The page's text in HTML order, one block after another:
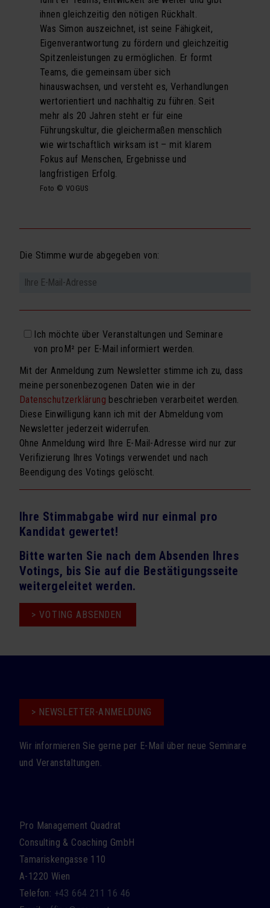
ihnen gleichzeitig den nötigen Rückhalt.
Was Simon auszeichnet, ist seine Fähigkeit,
Eigenverantwortung zu fördern und gleichzeitig
Spitzenleistungen zu ermöglichen. Er formt
Teams, die gemeinsam über sich
hinauswachsen, und versteht es, Verhandlungen
wertorientiert und nachhaltig zu führen. Seit
mehr als 20 Jahren steht er für eine
Führungskultur, die gleichermaßen menschlich
wie wirtschaftlich wirksam ist – mit klarem
Fokus auf Menschen, Ergebnisse und
langfristigen Erfolg.
Foto © VOGUS
Die Stimme wurde abgegeben von:
Ich möchte über Veranstaltungen und Seminare
von proM² per E-Mail informiert werden.
Mit der Anmeldung zum Newsletter stimme ich zu, dass
meine personenbezogenen Daten wie in der
Datenschutzerklärung beschrieben verarbeitet werden.
Diese Einwilligung kann ich mit der Abmeldung vom
Newsletter jederzeit widerrufen.
Ohne Anmeldung wird Ihre E-Mail-Adresse wird nur zur
Verifizierung Ihres Votings verwendet und nach
Beendigung des Votings gelöscht.
Ihre Stimmabgabe wird nur einmal pro
Kandidat gewertet!
Bitte warten Sie nach dem Absenden Ihres
Votings, bis Sie auf die Bestätigungsseite
weitergeleitet werden.
> VOTING ABSENDEN
> NEWSLETTER-ANMELDUNG
Wir informieren Sie gerne per E-Mail über neue Seminare
und Veranstaltungen.
Pro Management Quadrat
Consulting & Coaching GmbH
Tamariskengasse 110
A-1220 Wien
Telefon: +43 664 211 16 46